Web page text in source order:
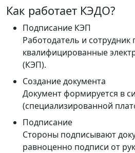
Как работает КЭДО?
Подписание КЭП
Работодатель и сотрудник
квалифицированные
(КЭП).
Создание документа
Документ формируется в
(специализированной
Подписание
Стороны подписывают
равноценно подписи от